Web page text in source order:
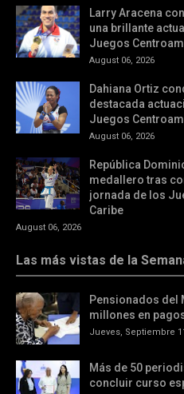
Larry Aracena
una brillante
Juegos
August 06, 2026
Dahiana Ortiz
destacada
Juegos
August 06, 2026
República
medallero tras
jornada de los
Caribe
August 06, 2026
Las más vistas de la
Pensionados del
millones en
Jueves, Septiembre
Más de 50
concluir curso